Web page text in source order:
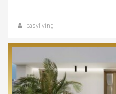
easyliving